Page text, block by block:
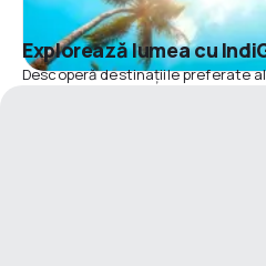
Explorează lumea cu
Descoperă destinațiile preferate